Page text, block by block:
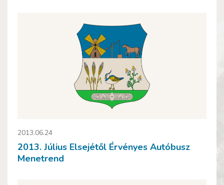
2013.06.24
2013. Július Elsejétől Érvényes Autóbusz
Menetrend